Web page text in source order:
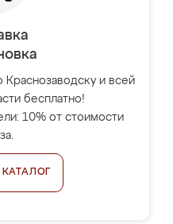
и всей
бесплатно!
10% от стоимости
КАТАЛОГ